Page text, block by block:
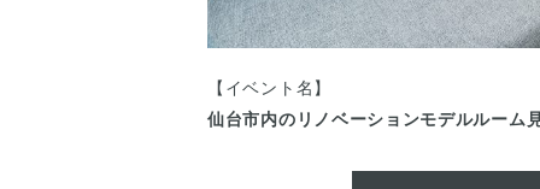
【イベント名】
仙台市内のリノベーションモデルルーム